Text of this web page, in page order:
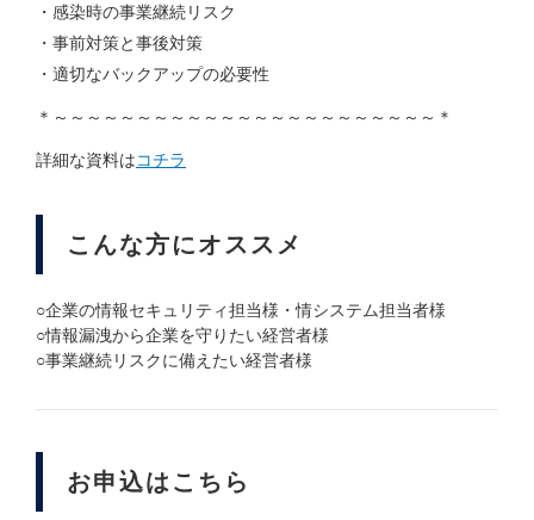
感染時の事業継続リスク
事前対策と事後対策
適切なバックアップの必要性
＊～～～～～～～～～～～～～～～～～～～～～～～＊
詳細な資料はコチラ
こんな方にオススメ
○企業の情報セキュリティ担当様・情システム担当者様
○情報漏洩から企業を守りたい経営者様
○事業継続リスクに備えたい経営者様
お申込はこちら